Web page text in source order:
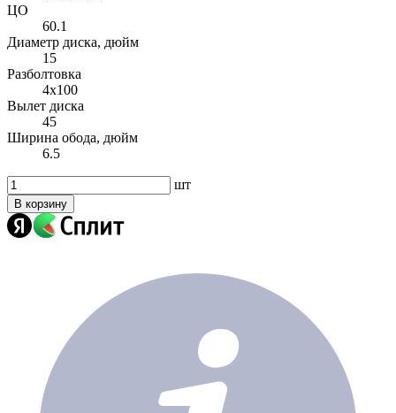
ЦО
60.1
Диаметр диска, дюйм
15
Разболтовка
4x100
Вылет диска
45
Ширина обода, дюйм
6.5
шт
В корзину